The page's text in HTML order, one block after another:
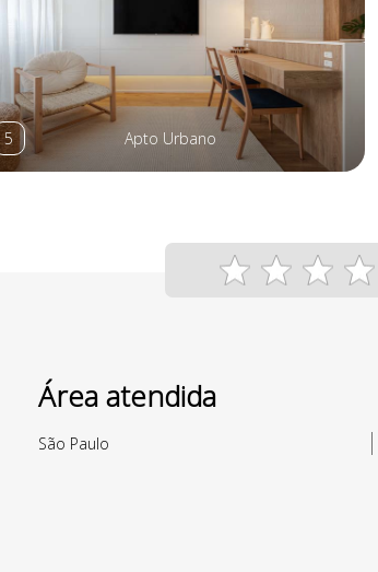
5 Apto Urbano
Área atendida
São Paulo